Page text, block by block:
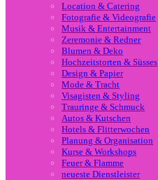
Location & Catering
Fotografie & Videografie
Musik & Entertainment
Zeremonie & Redner
Blumen & Deko
Hochzeitstorten & Süsses
Design & Papier
Mode & Tracht
Visagisten & Styling
Trauringe & Schmuck
Autos & Kutschen
Hotels & Flitterwochen
Planung & Organisation
Kurse & Workshops
Feuer & Flamme
neueste Dienstleister